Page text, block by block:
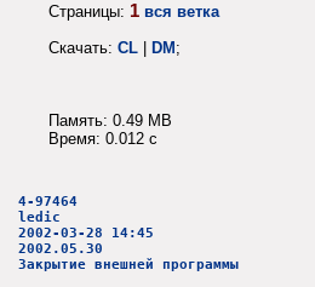
Страницы: 1 вся ветка
Скачать: CL DM ;
Память: 0.49 MB
Время: 0.012 c
4-97464
ledic
2002-03-28 14:45
2002.05.30
Закрытие внешней программы